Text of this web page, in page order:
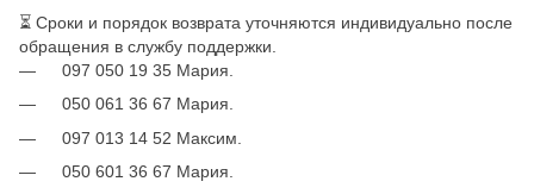
⏳ Сроки и порядок возврата уточняются индивидуально после
обращения в службу поддержки.
097 050 19 35 Мария.
050 061 36 67 Мария.
097 013 14 52 Максим.
050 601 36 67 Мария.